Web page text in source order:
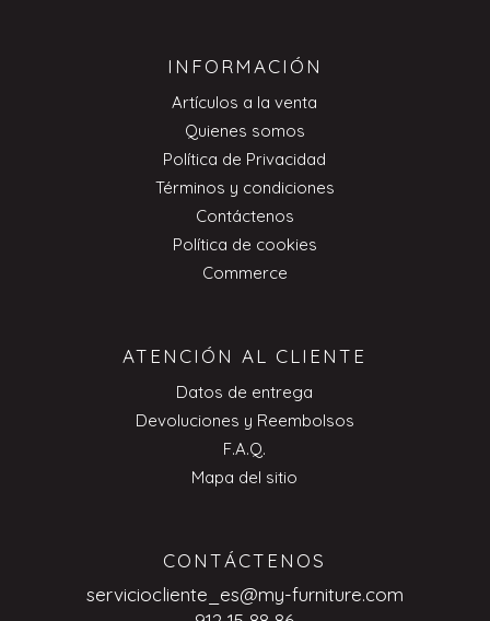
INFORMACIÓN
Artículos a la venta
Quienes somos
Política de Privacidad
Términos y condiciones
Contáctenos
Política de cookies
Commerce
ATENCIÓN AL CLIENTE
Datos de entrega
Devoluciones y Reembolsos
F.A.Q.
Mapa del sitio
CONTÁCTENOS
serviciocliente_es@my-furniture.com